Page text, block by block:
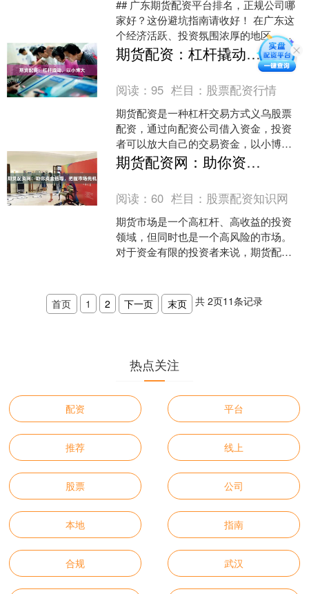
## 广东期货配资平台排名，正规公司哪
家好？这份避坑指南请收好！ 在广东这
个经济活跃、投资氛围浓厚的地区，期
货市场吸引了众多投资者。随着市场参
与度的提升，“期货....
期货配资：杠杆撬动，以小博大
阅读：95 栏目： 股票配资行情
期货配资是一种杠杆交易方式义乌股票
配资，通过向配资公司借入资金，投资
者可以放大自己的交易资金，以小博
大。 **杠杆撬动** 期货配资的杠杆倍数
通常在1:5到1:....
期货配资网：助你资金倍增，把握市场先机
阅读：60 栏目： 股票配资知识网
期货市场是一个高杠杆、高收益的投资
领域，但同时也是一个高风险的市场。
对于资金有限的投资者来说，期货配资
首页 1 2 下一页 末页 共 2页11条记录
热点关注
配资 平台
推荐 线上
股票 公司
本地 指南
合规 武汉